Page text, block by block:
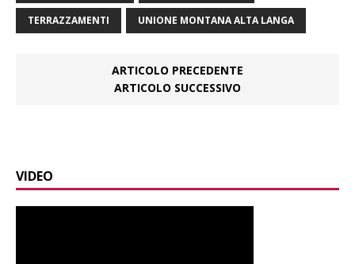
TERRAZZAMENTI UNIONE MONTANA ALTA LANGA
ARTICOLO PRECEDENTE
ARTICOLO SUCCESSIVO
VIDEO